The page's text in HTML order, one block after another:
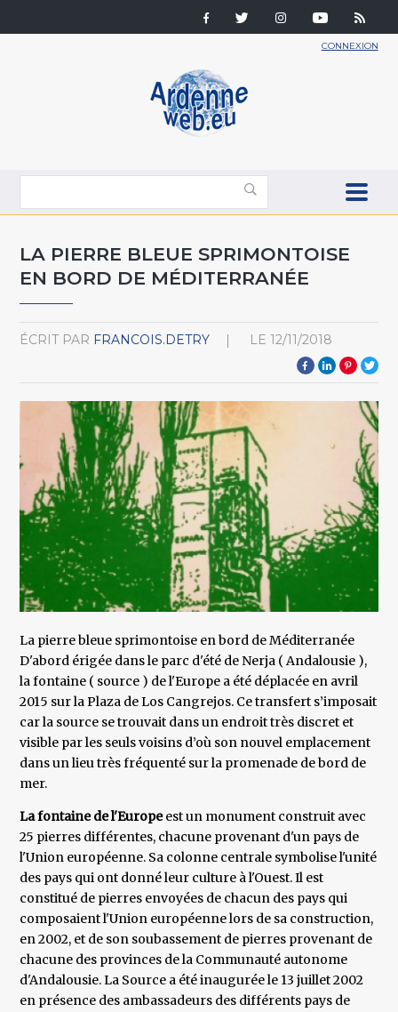
CONNEXION
LA PIERRE BLEUE SPRIMONTOISE
EN BORD DE MÉDITERRANÉE
ÉCRIT PAR FRANCOIS.DETRY LE 12/11/2018
La pierre bleue sprimontoise en bord de Méditerranée
D'abord érigée dans le parc d'été de Nerja ( Andalousie ),
la fontaine ( source ) de l'Europe a été déplacée en avril
2015 sur la Plaza de Los Cangrejos. Ce transfert s’imposait
car la source se trouvait dans un endroit très discret et
visible par les seuls voisins d’où son nouvel emplacement
dans un lieu très fréquenté sur la promenade de bord de
mer.
La fontaine de l'Europeest un monument construit avec
25 pierres différentes, chacune provenant d'un pays de
l'Union européenne. Sa colonne centrale symbolise l'unité
des pays qui ont donné leur culture à l'Ouest. Il est
constitué de pierres envoyées de chacun des pays qui
composaient l'Union européenne lors de sa construction,
en 2002, et de son soubassement de pierres provenant de
chacune des provinces de la Communauté autonome
d'Andalousie. La Source a été inaugurée le 13 juillet 2002
en présence des ambassadeurs des différents pays de